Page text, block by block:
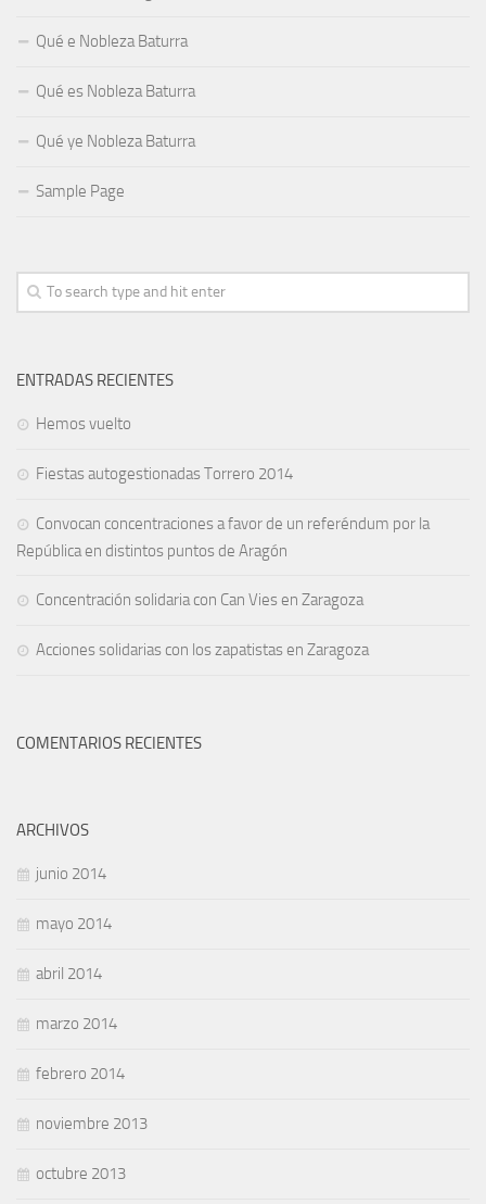
Qué e Nobleza Baturra
Qué es Nobleza Baturra
Qué ye Nobleza Baturra
Sample Page
ENTRADAS RECIENTES
Hemos vuelto
Fiestas autogestionadas Torrero 2014
Convocan concentraciones a favor de un referéndum por la
República en distintos puntos de Aragón
Concentración solidaria con Can Vies en Zaragoza
Acciones solidarias con los zapatistas en Zaragoza
COMENTARIOS RECIENTES
ARCHIVOS
junio 2014
mayo 2014
abril 2014
marzo 2014
febrero 2014
noviembre 2013
octubre 2013